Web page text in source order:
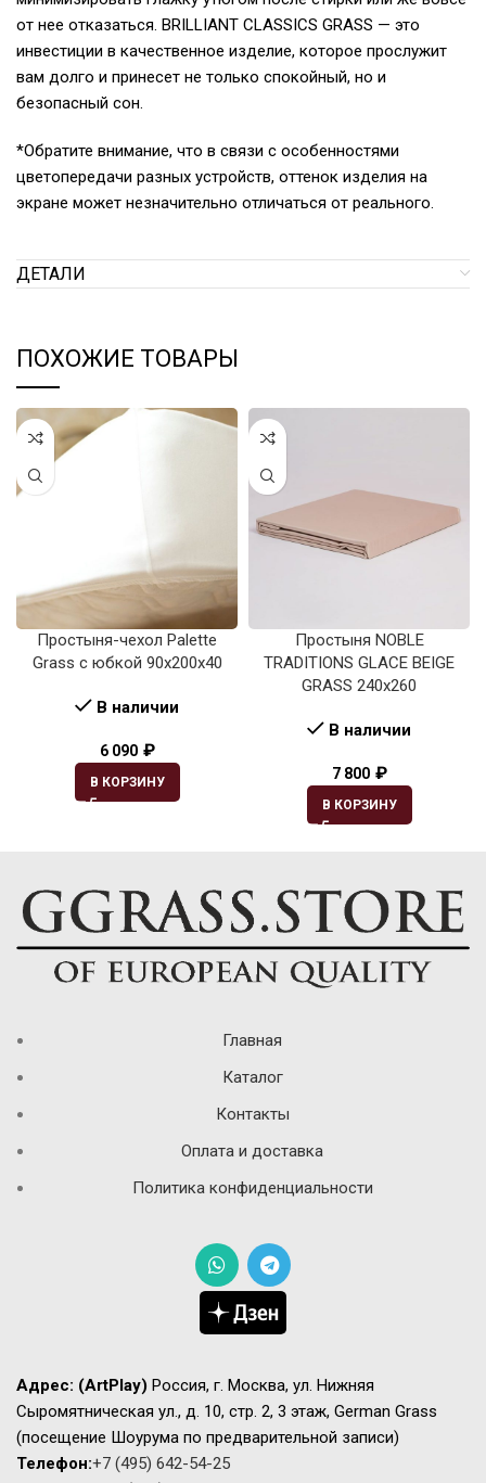
от нее отказаться. BRILLIANT CLASSICS GRASS — это
инвестиции в качественное изделие, которое прослужит
вам долго и принесет не только спокойный, но и
безопасный сон.
*Обратите внимание, что в связи с особенностями
цветопередачи разных устройств, оттенок изделия на
экране может незначительно отличаться от реального.
ДЕТАЛИ
ПОХОЖИЕ ТОВАРЫ
Простыня-чехол Palette
Grass с юбкой 90х200х40
В наличии
6 090 ₽
В КОРЗИНУ
Простыня NOBLE
TRADITIONS GLACE BEIGE
GRASS 240х260
В наличии
7 800 ₽
В КОРЗИНУ
Главная
Каталог
Контакты
Оплата и доставка
Политика конфиденциальности
Адрес: (ArtPlay) Россия, г. Москва, ул. Нижняя
Сыромятническая ул., д. 10, стр. 2, 3 этаж, German Grass
(посещение Шоурума по предварительной записи)
Телефон:+7 (495) 642-54-25